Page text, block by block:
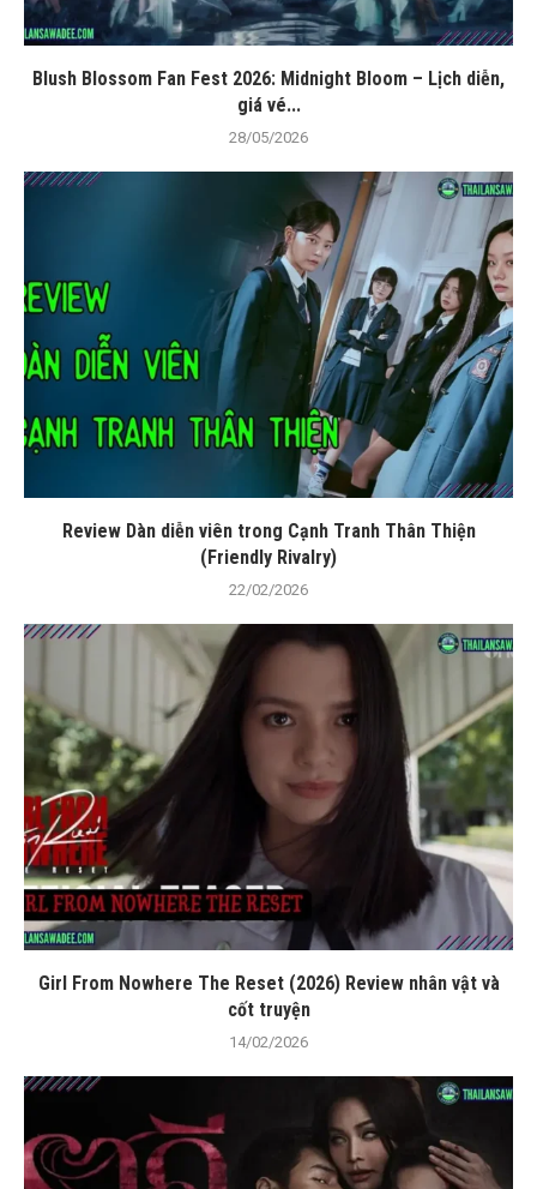
Blush Blossom Fan Fest 2026: Midnight Bloom – Lịch diễn,
giá vé...
28/05/2026
Review Dàn diễn viên trong Cạnh Tranh Thân Thiện
(Friendly Rivalry)
22/02/2026
Girl From Nowhere The Reset (2026) Review nhân vật và
cốt truyện
14/02/2026